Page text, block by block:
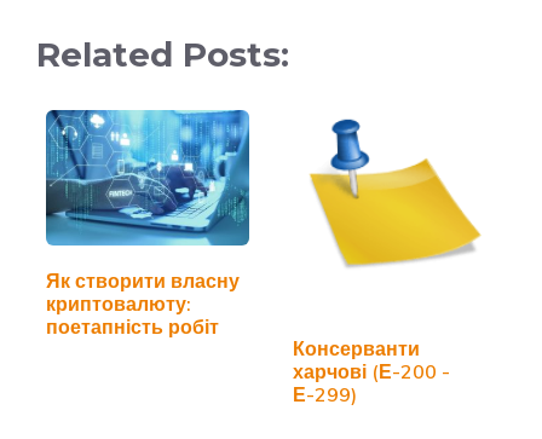
Related Posts:
Як створити власну
криптовалюту:
поетапність робіт
Консерванти
харчові (Е-200 -
Е-299)